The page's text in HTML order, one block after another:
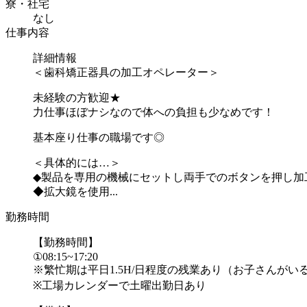
寮・社宅
なし
仕事内容
詳細情報
＜歯科矯正器具の加工オペレーター＞
未経験の方歓迎★
力仕事ほぼナシなので体への負担も少なめです！
基本座り仕事の職場です◎
＜具体的には…＞
◆製品を専用の機械にセットし両手でのボタンを押し加
◆拡大鏡を使用...
勤務時間
【勤務時間】
①08:15~17:20
※繁忙期は平日1.5H/日程度の残業あり（お子さんがい
※工場カレンダーで土曜出勤日あり